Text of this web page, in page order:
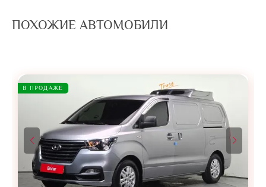
ПОХОЖИЕ АВТОМОБИЛИ
В ПРОДАЖЕ